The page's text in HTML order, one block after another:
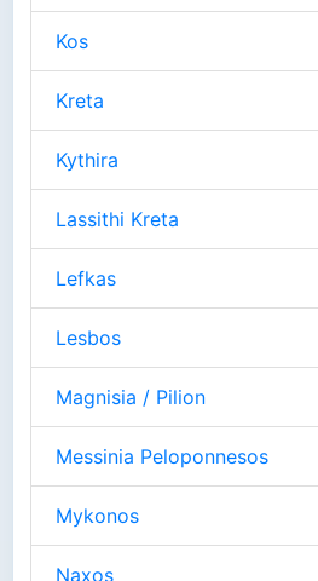
Kos
Kreta
Kythira
Lassithi Kreta
Lefkas
Lesbos
Magnisia / Pilion
Messinia Peloponnesos
Mykonos
Naxos